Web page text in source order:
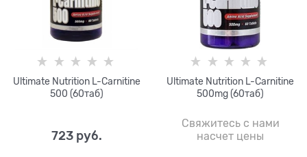
Ultimate Nutrition L-Сarnitine
500 (60таб)
723 руб.
Ultimate Nutrition L-Carnitine
500mg (60таб)
Свяжитесь с нами
насчет цены